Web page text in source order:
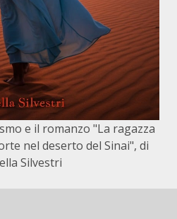
e il romanzo "La ragazza
nel deserto del Sinai", di
Silvestri